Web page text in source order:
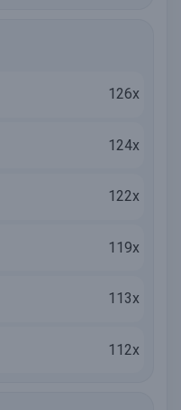
126x
124x
122x
119x
113x
112x